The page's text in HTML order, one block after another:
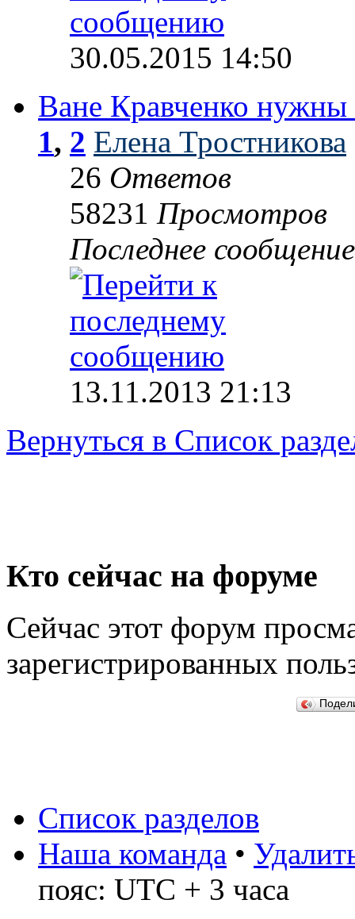
30.05.2015 14:50
Ване Кравченко нужны
1, 2 Елена Тростникова
26 Ответов
58231 Просмотров
Последнее
13.11.2013 21:13
Вернуться в Список
Кто сейчас на форуме
Сейчас этот форум
зарегистрированных
Список разделов
Наша команда •
пояс: UTC + 3 часа